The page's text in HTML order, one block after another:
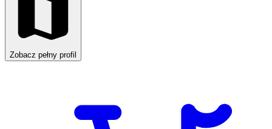
Zobacz pełny profil